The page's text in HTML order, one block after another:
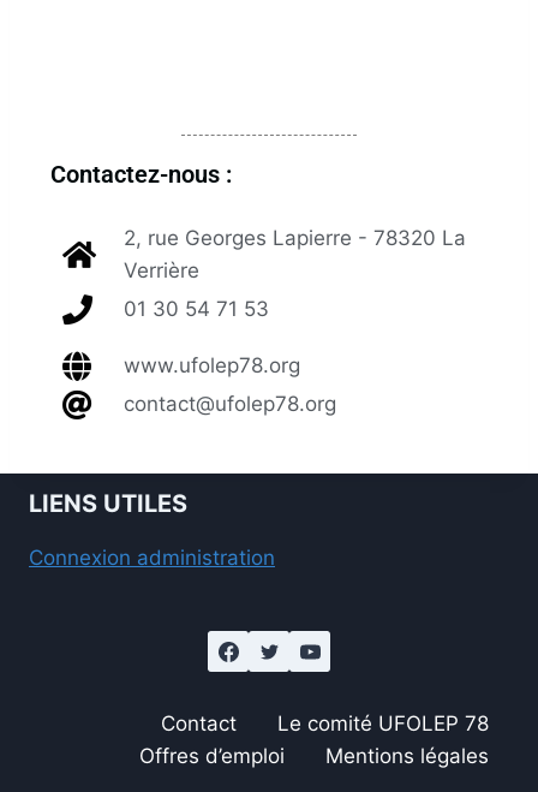
Contactez-nous :
2, rue Georges Lapierre - 78320 La
Verrière
01 30 54 71 53
www.ufolep78.org
contact@ufolep78.org
LIENS UTILES
Connexion administration
Contact
Le comité UFOLEP 78
Offres d’emploi
Mentions légales